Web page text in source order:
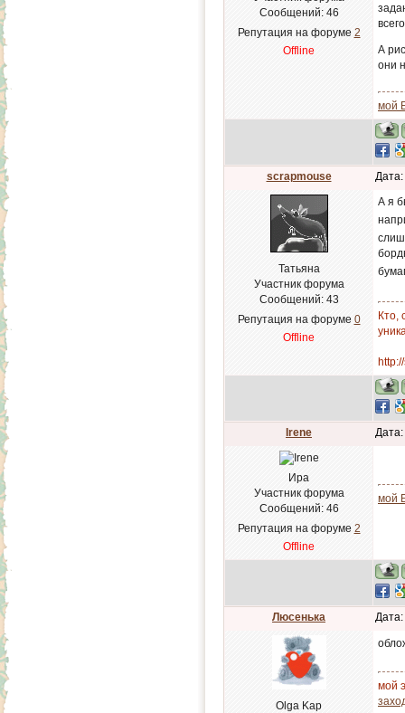
Сообщений: 46
Репутация на форуме 2
Offline
А
они
мой
scrapmouse
Татьяна
Участник форума
Сообщений: 43
Репутация на форуме 0
Offline
А я
Кто,
Irene
Ира
Участник форума
Сообщений: 46
Репутация на форуме 2
Offline
мой
Люсенька
Olga Kap
мой